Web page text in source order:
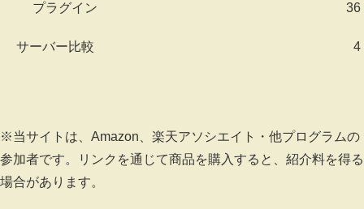
プラグイン 36
サーバー比較 4
※当サイトは、Amazon、楽天アソシエイト・他プログラムの
参加者です。リンクを通じて商品を購入すると、紹介料を得る
場合があります。